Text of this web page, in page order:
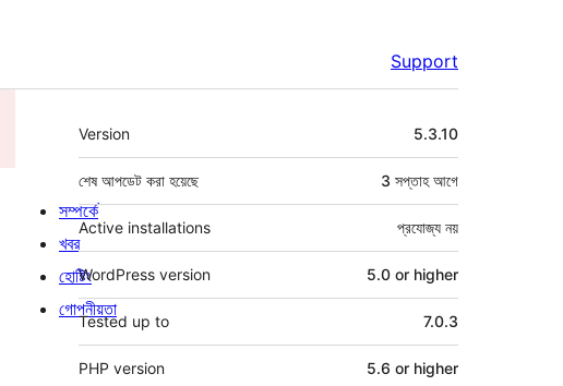
Support
মেটা
Version 5.3.10
শেষ আপডেট করা হয়েছে 3 সপ্তাহআগে
Active installations প্রযোজ্য নয়
WordPress version 5.0 or higher
Tested up to 7.0.3
PHP version 5.6 or higher
সম্পর্কে
খবর
হোষ্টিং
গোপনীয়তা